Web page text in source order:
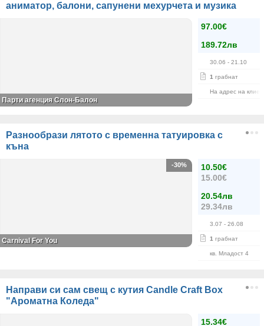
аниматор, балони, сапунени мехурчета и музика
97.00€
189.72лв
30.06 - 21.10
1 грабнат
На адрес на
Парти агенция Слон-Балон
Разнообрази лятото с временна татуировка с
къна
10.50€
15.00€
20.54лв
29.34лв
3.07 - 26.08
1 грабнат
кв. Младост 4
-30%
Carnival For You
Направи си сам свещ с кутия Candle Craft Box
"Ароматна Коледа"
15.34€